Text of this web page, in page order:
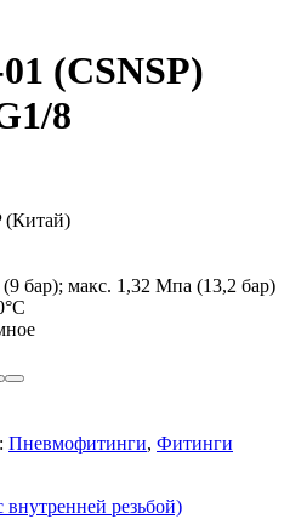
(CSNSP)
8
(Китай)
бар); макс. 1,32 Мпа (13,2 бар)
Пневмофитинги, Фитинги
резьбой)